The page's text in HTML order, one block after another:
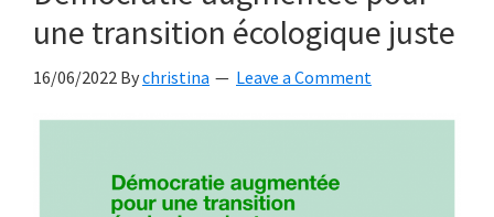
une transition écologique juste
16/06/2022 Bychristina Leave a Comment